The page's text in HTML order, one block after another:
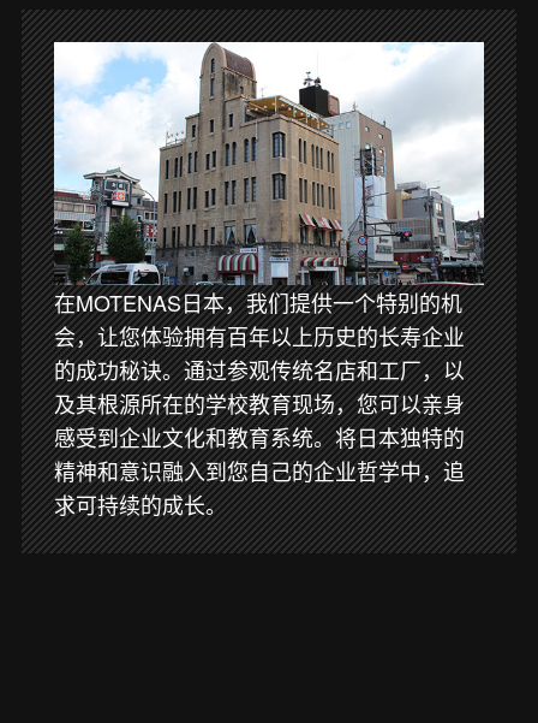
在MOTENAS日本，我们提供一个特别的机
会，让您体验拥有百年以上历史的长寿企业
的成功秘诀。通过参观传统名店和工厂，以
及其根源所在的学校教育现场，您可以亲身
感受到企业文化和教育系统。将日本独特的
精神和意识融入到您自己的企业哲学中，追
求可持续的成长。